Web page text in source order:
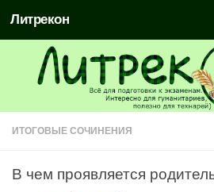
Литрекон
ИТОГОВЫЕ СОЧИНЕНИЯ
В чем проявляется